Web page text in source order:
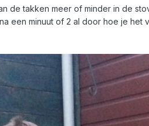
de takken meer of minder in de
een minuut of 2 al door hoe je het